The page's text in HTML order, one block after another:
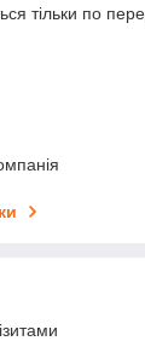
тільки по